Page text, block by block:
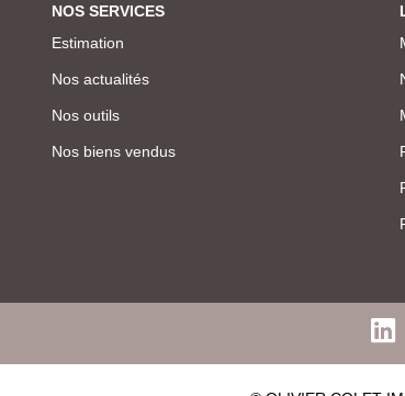
NOS SERVICES
Estimation
Nos actualités
Nos outils
Nos biens vendus